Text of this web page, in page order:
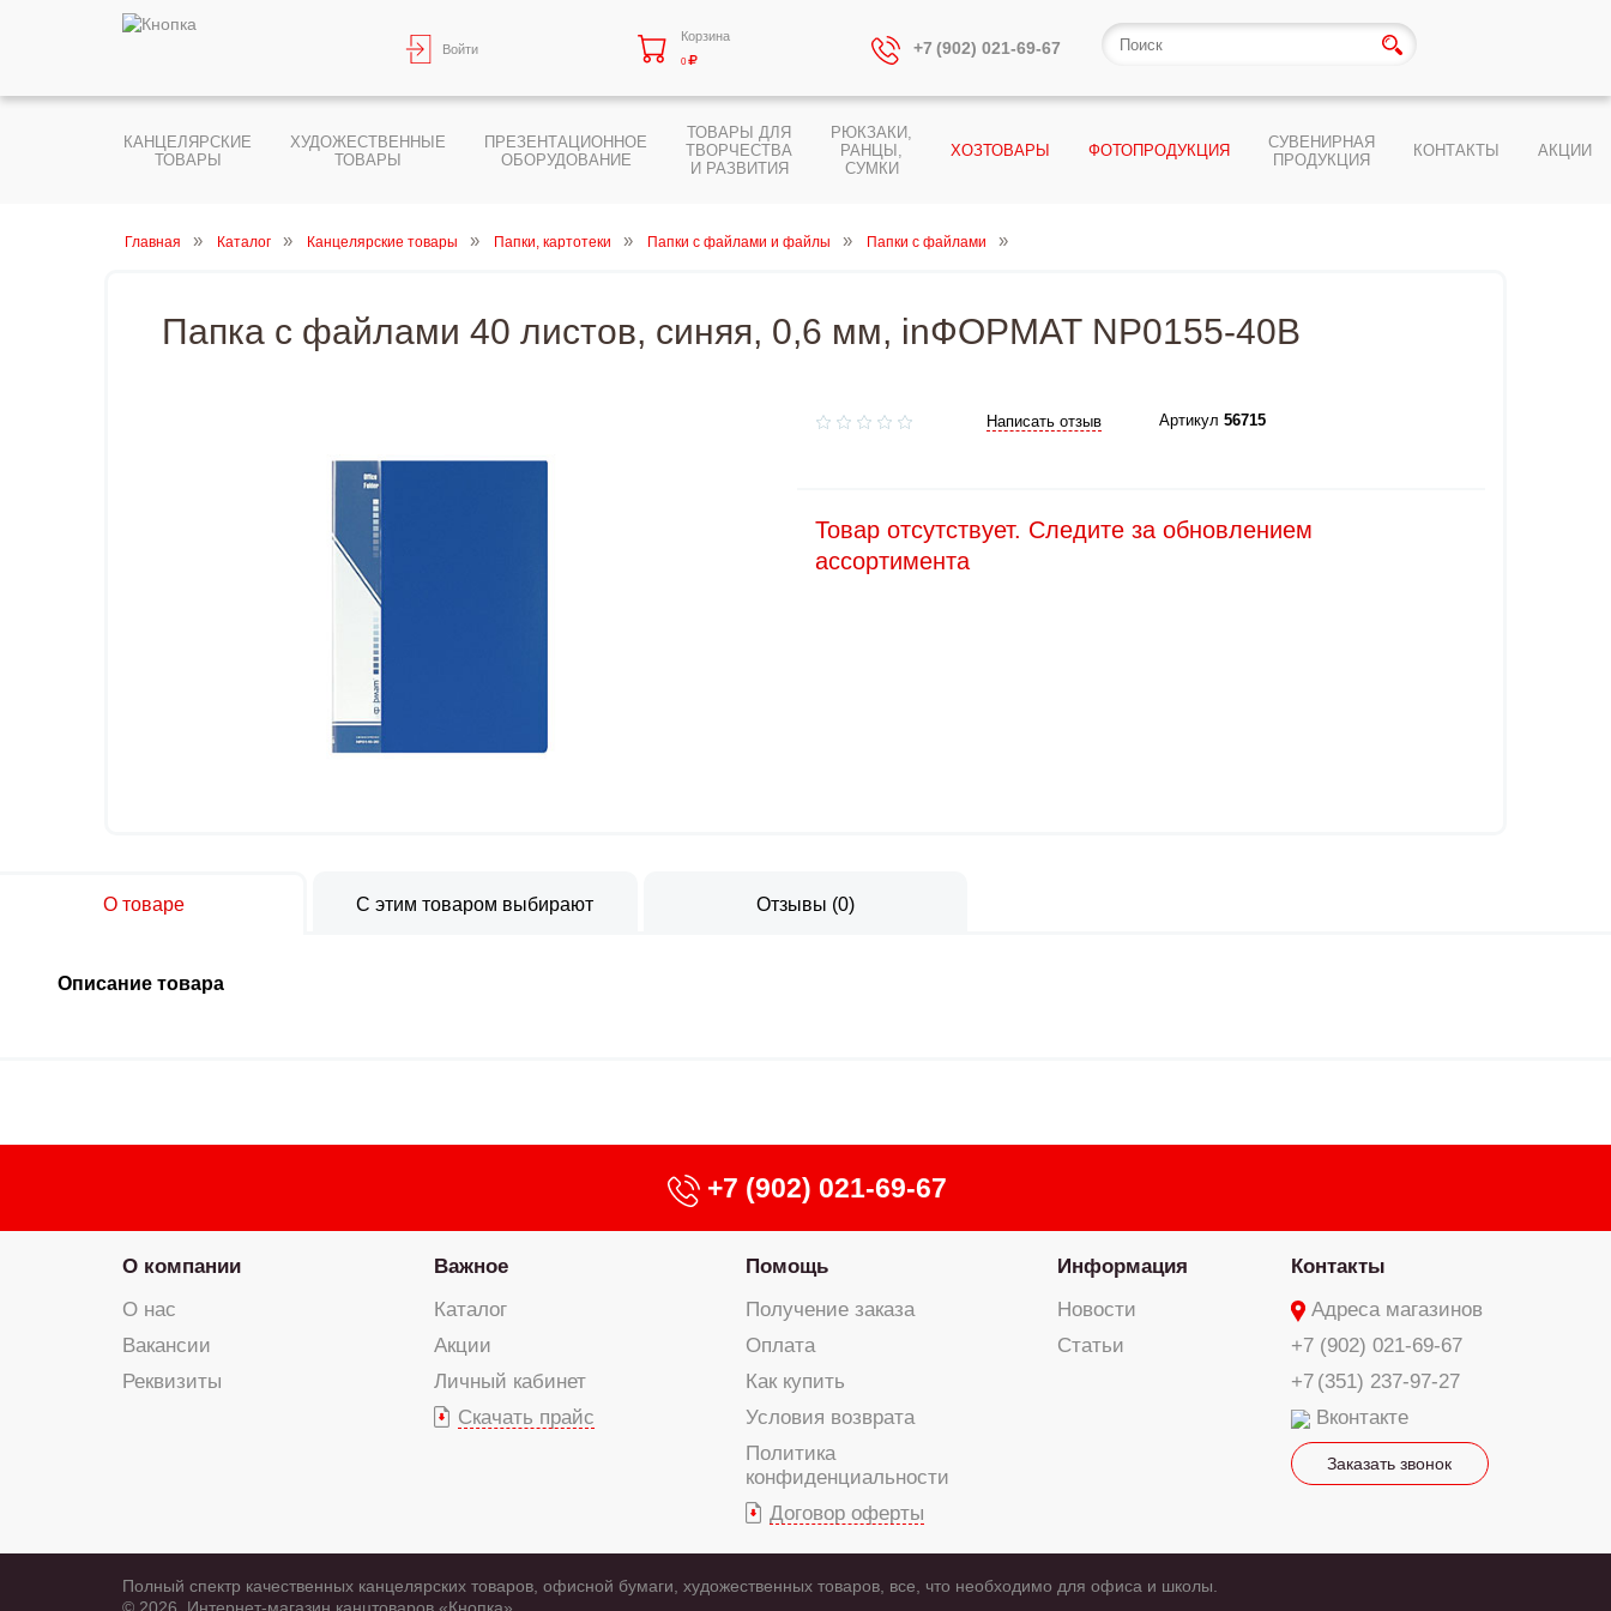
Войти
Корзина
0
+7 (902) 021-69-67
КАНЦЕЛЯРСКИЕ
ТОВАРЫ
ХУДОЖЕСТВЕННЫЕ
ТОВАРЫ
ПРЕЗЕНТАЦИОННОЕ
ОБОРУДОВАНИЕ
ТОВАРЫ ДЛЯ
ТВОРЧЕСТВА
И РАЗВИТИЯ
РЮКЗАКИ,
РАНЦЫ,
СУМКИ
ХОЗТОВАРЫ ФОТОПРОДУКЦИЯ
СУВЕНИРНАЯ
ПРОДУКЦИЯ
КОНТАКТЫ АКЦИИ
Главная Каталог Канцелярские товары Папки, картотеки Папки с файлами и файлы Папки с файлами
Папка с файлами 40 листов, синяя, 0,6 мм, inФОРМАТ NP0155-40B
Написать отзыв Артикул 56715
Товар отсутствует. Следите за обновлением
ассортимента
О товаре С этим товаром выбирают Отзывы (0)
Описание товара
+7 (902) 021-69-67
О компании
О нас
Вакансии
Реквизиты
Важное
Каталог
Акции
Личный кабинет
Скачать прайс
Помощь
Получение заказа
Оплата
Как купить
Условия возврата
Политика
конфиденциальности
Договор оферты
Информация
Новости
Статьи
Контакты
Адреса магазинов
+7 (902) 021-69-67
+7 (351) 237-97-27
Вконтакте
Заказать звонок
Полный спектр качественных канцелярских товаров, офисной бумаги, художественных товаров, все, что необходимо для офиса и школы.